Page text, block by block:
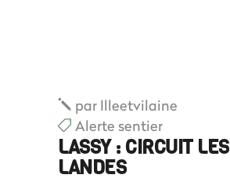
par Illeetvilaine
Alerte sentier
LASSY : CIRCUIT LES
LANDES